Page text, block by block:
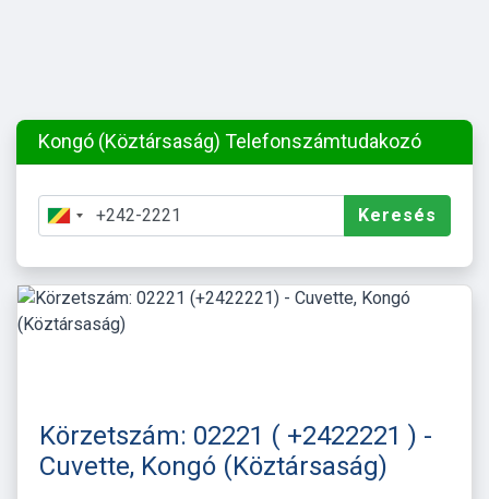
Kongó (Köztársaság) Telefonszámtudakozó
Keresés
Körzetszám: 02221 ( +2422221 ) -
Cuvette, Kongó (Köztársaság)